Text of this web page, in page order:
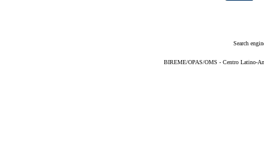
Search
BIREME/OPAS/OMS - Centro Latino-